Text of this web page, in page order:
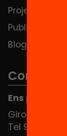
Projectes
Publicacions i
Blog
Contacte
Ens pots
Girona 34,
Tel 934 588